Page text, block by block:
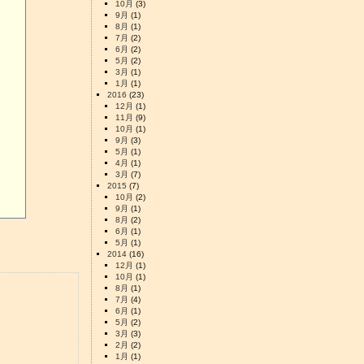
10月 (3)
9月 (1)
8月 (1)
7月 (2)
6月 (2)
5月 (2)
3月 (1)
1月 (1)
2016 (23)
12月 (1)
11月 (9)
10月 (1)
9月 (3)
5月 (1)
4月 (1)
3月 (7)
2015 (7)
10月 (2)
9月 (1)
8月 (2)
6月 (1)
5月 (1)
2014 (16)
12月 (1)
10月 (1)
8月 (1)
7月 (4)
6月 (1)
5月 (2)
3月 (3)
2月 (2)
1月 (1)